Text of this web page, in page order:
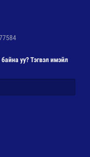
уу? Тэгвэл имэйл